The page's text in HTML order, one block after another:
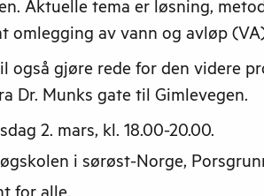
Aktuelle tema er løsning,
omlegging av vann og avløp
også gjøre rede for den videre
Dr. Munks gate til Gimlevegen.
2. mars, kl. 18.00-20.00.
i sørøst-Norge,